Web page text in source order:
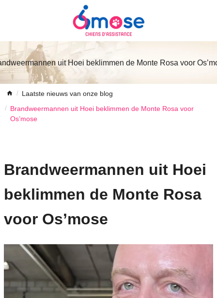
uit Hoei beklimmen de Monte Rosa voor
Laatste nieuws van onze blog
Brandweermannen uit Hoei beklimmen de Monte Rosa voor
Os’mose
Brandweermannen uit Hoei
beklimmen de Monte Rosa
voor Os’mose